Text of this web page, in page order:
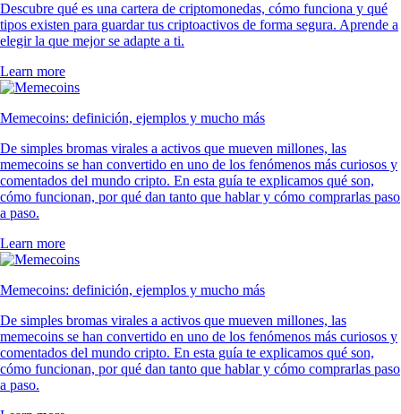
Descubre qué es una cartera de criptomonedas, cómo funciona y qué
tipos existen para guardar tus criptoactivos de forma segura. Aprende a
elegir la que mejor se adapte a ti.
Learn more
Memecoins: definición, ejemplos y mucho más
De simples bromas virales a activos que mueven millones, las
memecoins se han convertido en uno de los fenómenos más curiosos y
comentados del mundo cripto. En esta guía te explicamos qué son,
cómo funcionan, por qué dan tanto que hablar y cómo comprarlas paso
a paso.
Learn more
Memecoins: definición, ejemplos y mucho más
De simples bromas virales a activos que mueven millones, las
memecoins se han convertido en uno de los fenómenos más curiosos y
comentados del mundo cripto. En esta guía te explicamos qué son,
cómo funcionan, por qué dan tanto que hablar y cómo comprarlas paso
a paso.